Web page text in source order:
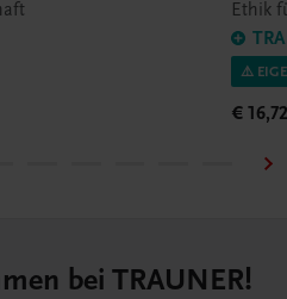
Ethik
⚠️
€
bei TRAUNER!